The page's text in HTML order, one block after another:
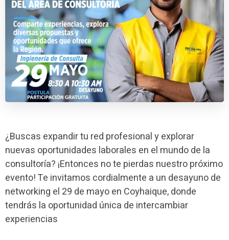
¿Buscas expandir tu red profesional y explorar
nuevas oportunidades laborales en el mundo de la
consultoría? ¡Entonces no te pierdas nuestro próximo
evento! Te invitamos cordialmente a un desayuno de
networking el 29 de mayo en Coyhaique, donde
tendrás la oportunidad única de intercambiar
experiencias